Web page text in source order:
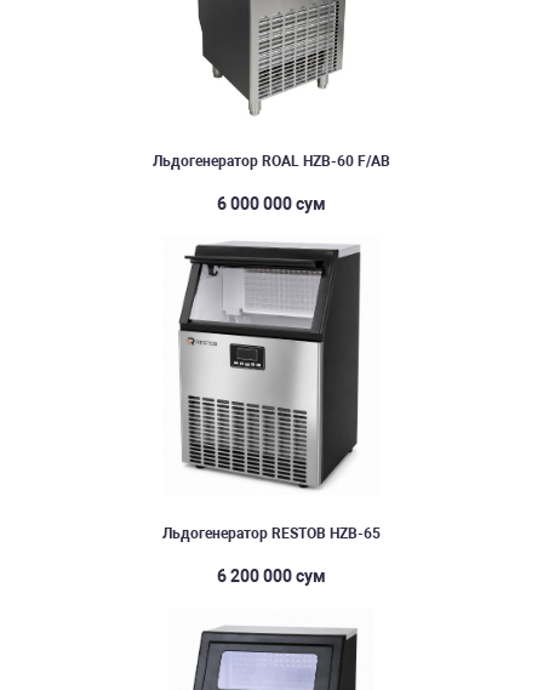
Льдогенератор ROAL HZB-60 F/AB
6 000 000 сум
Льдогенератор RESTOB HZB-65
6 200 000 сум